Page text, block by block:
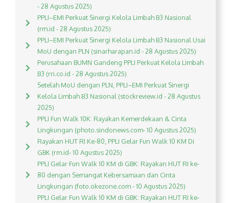
- 28 Agustus 2025)
PPLI–EMI Perkuat Sinergi Kelola Limbah B3 Nasional
(rm.id - 28 Agustus 2025)
PPLI–EMI Perkuat Sinergi Kelola Limbah B3 Nasional Usai
MoU dengan PLN (sinarharapan.id - 28 Agustus 2025)
Perusahaan BUMN Gandeng PPLI Perkuat Kelola Limbah
B3 (rri.co.id - 28 Agustus 2025)
Setelah MoU dengan PLN, PPLI–EMI Perkuat Sinergi
Kelola Limbah B3 Nasional (stockreview.id - 28 Agustus
2025)
PPLI Fun Walk 10K: Rayakan Kemerdekaan & Cinta
Lingkungan (photo.sindonews.com- 10 Agustus 2025)
Rayakan HUT RI Ke-80, PPLI Gelar Fun Walk 10 KM Di
GBK (rm.id- 10 Agustus 2025)
PPLI Gelar Fun Walk 10 KM di GBK: Rayakan HUT RI ke-
80 dengan Semangat Kebersamaan dan Cinta
Lingkungan (foto.okezone.com - 10 Agustus 2025)
PPLI Gelar Fun Walk 10 KM di GBK: Rayakan HUT RI ke-